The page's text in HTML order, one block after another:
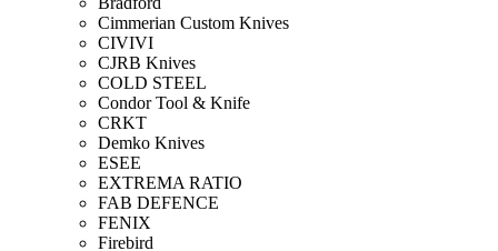
Cimmerian Custom Knives
CIVIVI
CJRB Knives
COLD STEEL
Condor Tool & Knife
CRKT
Demko Knives
ESEE
EXTREMA RATIO
FAB DEFENCE
FENIX
Firebird